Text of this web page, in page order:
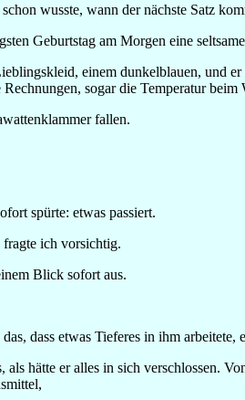
wusste, wann der nächste Satz
Geburtstag am Morgen eine
einem dunkelblauen, und
sogar die Temperatur beim
fallen.
spürte: etwas passiert.
fragte ich vorsichtig.
Blick sofort aus.
dass etwas Tieferes in ihm arbeitete,
hätte er alles in sich verschlossen.